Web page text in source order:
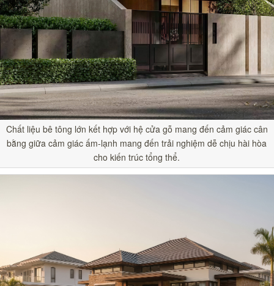
Chất liệu bê tông lớn kết hợp với hệ cửa gỗ mang đến cảm giác cân
bằng giữa cảm giác ấm-lạnh mang đến trải nghiệm dễ chịu hài hòa
cho kiến trúc tổng thể.